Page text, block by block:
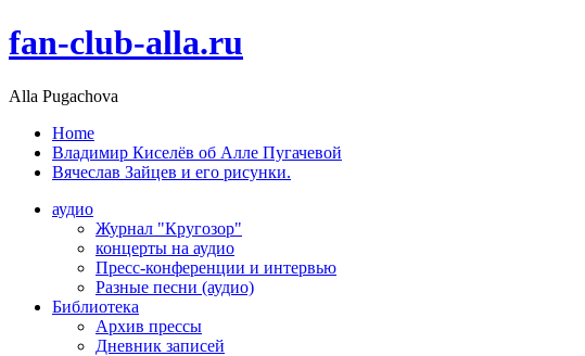
fan-club-alla.ru
Alla Pugachova
Home
Владимир Киселёв об Алле Пугачевой
Вячеслав Зайцев и его рисунки.
аудио
Журнал "Кругозор"
концерты на аудио
Пресс-конференции и интервью
Разные песни (аудио)
Библиотека
Архив прессы
Дневник записей